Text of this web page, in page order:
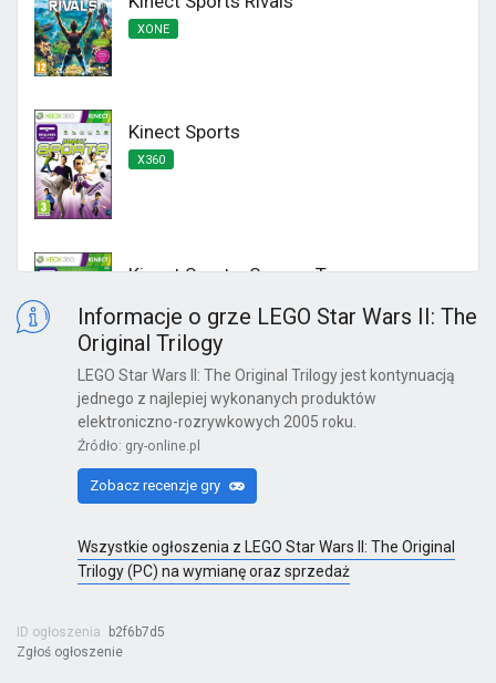
XONE
Kinect Sports
X360
Kinect Sports: Season Two
Kinect Sports Najlepsza Kolekcja
X360
Far Cry 6: Yara Edition
PS4
Informacje o grze LEGO Star Wars II: The
Original Trilogy
LEGO Star Wars II: The Original Trilogy jest kontynuacją
jednego z najlepiej wykonanych produktów
elektroniczno-rozrywkowych 2005 roku.
Źródło: gry-online.pl
Zobacz recenzje gry
Wszystkie ogłoszenia z LEGO Star Wars II: The Original
Trilogy (PC) na wymianę oraz sprzedaż
ID ogłoszenia
b2f6b7d5
Zgłoś ogłoszenie